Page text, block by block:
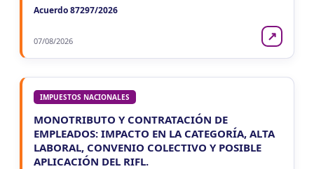
Acuerdo 87297/2026
07/08/2026 ↗
IMPUESTOS NACIONALES
MONOTRIBUTO Y CONTRATACIÓN DE
EMPLEADOS: IMPACTO EN LA CATEGORÍA, ALTA
LABORAL, CONVENIO COLECTIVO Y POSIBLE
APLICACIÓN DEL RIFL.